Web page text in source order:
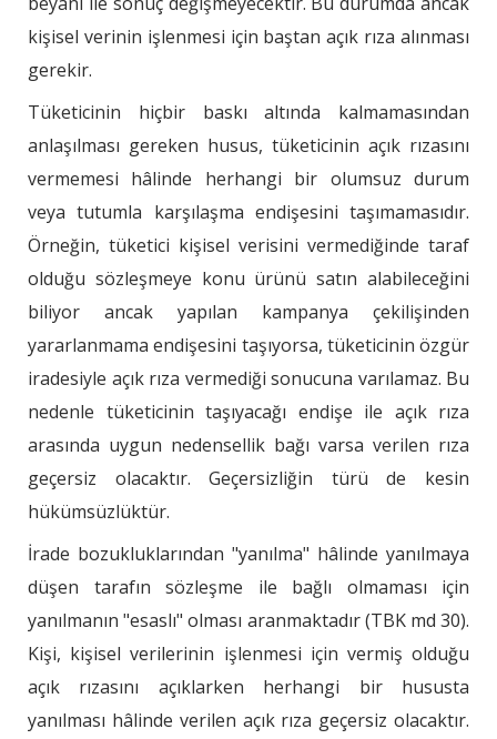
kişisel verinin işlenmesi için baştan açık rıza alınması
gerekir.
Tüketicinin hiçbir baskı altında kalmamasından
anlaşılması gereken husus, tüketicinin açık rızasını
vermemesi hâlinde herhangi bir olumsuz durum
veya tutumla karşılaşma endişesini taşımamasıdır.
Örneğin, tüketici kişisel verisini vermediğinde taraf
olduğu sözleşmeye konu ürünü satın alabileceğini
biliyor ancak yapılan kampanya çekilişinden
yararlanmama endişesini taşıyorsa, tüketicinin özgür
iradesiyle açık rıza vermediği sonucuna varılamaz. Bu
nedenle tüketicinin taşıyacağı endişe ile açık rıza
arasında uygun nedensellik bağı varsa verilen rıza
geçersiz olacaktır. Geçersizliğin türü de kesin
hükümsüzlüktür.
İrade bozukluklarından "yanılma" hâlinde yanılmaya
düşen tarafın sözleşme ile bağlı olmaması için
yanılmanın "esaslı" olması aranmaktadır (TBK md 30).
Kişi, kişisel verilerinin işlenmesi için vermiş olduğu
açık rızasını açıklarken herhangi bir hususta
yanılması hâlinde verilen açık rıza geçersiz olacaktır.